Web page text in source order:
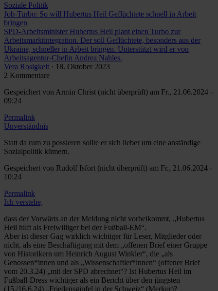
Soziale Politik
Job-Turbo: So will Hubertus Heil Geflüchtete schnell in Arbeit
bringen
SPD-Arbeitsminister Hubertus Heil plant einen Turbo zur
Arbeitsmarktintegration. Der soll Geflüchtete, besonders aus der
Ukraine, schneller in Arbeit bringen. Unterstützt wird er von
Arbeitsagentur-Chefin Andrea Nahles.
Vera Rosigkeit · 18. Oktober 2023
2 Kommentare
Gespeichert von Armin Christ (nicht überprüft) am Fr., 21.06.2024 -
09:24
Permalink
Unverständnis
Statt da rum zu possieren sollte er sich lieber um eine anständige
Sozialpolitik kümern.
Gespeichert von Rudolf Isfort (nicht überprüft) am Fr., 21.06.2024 -
10:24
Permalink
Ich verstehe,
dass der Vorwärts an der Meldung nicht vorbeikommt, „Hubertus
Heil hilft als Freiwilliger bei der Fußball-EM“.
Aber ist dieser Gag wirklich wichtiger für Leser, Mitglieder oder
nicht, als eine Beschäftigung mit dem „offenen Brief einer Gruppe
von Historikern um Heinrich August Winkler“, die „als
Genossen*innen und als „Wissenschaftler*innen“ (offener Brief
vom 20.3.24) „mit der SPD abrechnet“? Ist Hubertus Heil im
Fußball-Dress wichtiger als ein Bericht über den jüngsten
(15./16.6.24) „Friedensgipfel in der Schweiz“ (Merkur)?